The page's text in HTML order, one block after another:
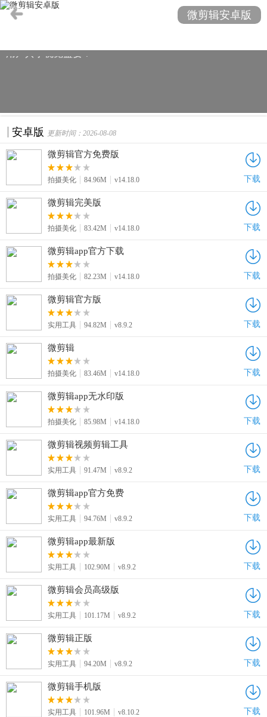
性滤镜与音乐，一键分享至社交平台。微剪辑，让每一刻精
彩瞬间得以保留，无论是生活小确幸还是旅行见闻，都能以
用户共享视觉盛宴！"
微剪辑安卓版
安卓版 更新时间：2026-08-08
微剪辑官方免费版
拍摄美化 84.96M v14.18.0 下载
微剪辑完美版
拍摄美化 83.42M v14.18.0 下载
微剪辑app官方下载
拍摄美化 82.23M v14.18.0 下载
微剪辑官方版
实用工具 94.82M v8.9.2 下载
微剪辑
拍摄美化 83.46M v14.18.0 下载
微剪辑app无水印版
拍摄美化 85.98M v14.18.0 下载
微剪辑视频剪辑工具
实用工具 91.47M v8.9.2 下载
微剪辑app官方免费
实用工具 94.76M v8.9.2 下载
微剪辑app最新版
实用工具 102.90M v8.9.2 下载
微剪辑会员高级版
实用工具 101.17M v8.9.2 下载
微剪辑正版
实用工具 94.20M v8.9.2 下载
微剪辑手机版
实用工具 101.96M v8.10.2 下载